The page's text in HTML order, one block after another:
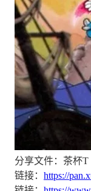
分享文件：茶杯T
链接： https://